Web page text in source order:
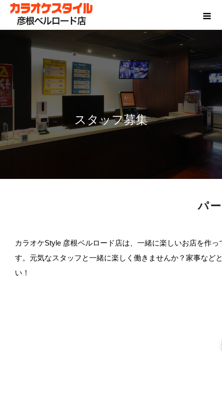
スタッフ募集
パ
カラオケStyle 彦根ベルロード店は、一緒に楽しいお店を作
す。元気なスタッフと一緒に楽しく働きませんか？家事など
い！